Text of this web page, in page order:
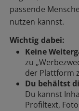
passende
nutzen kannst.
Wichtig dabei:
Keine
zu
der Plattform
Du behältst
Du kannst
Profiltext,